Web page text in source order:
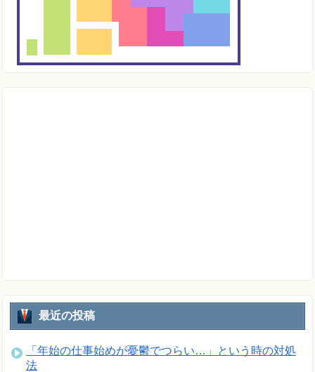
最近の投稿
「年始の仕事始めが憂鬱でつらい…」という時の対処
法